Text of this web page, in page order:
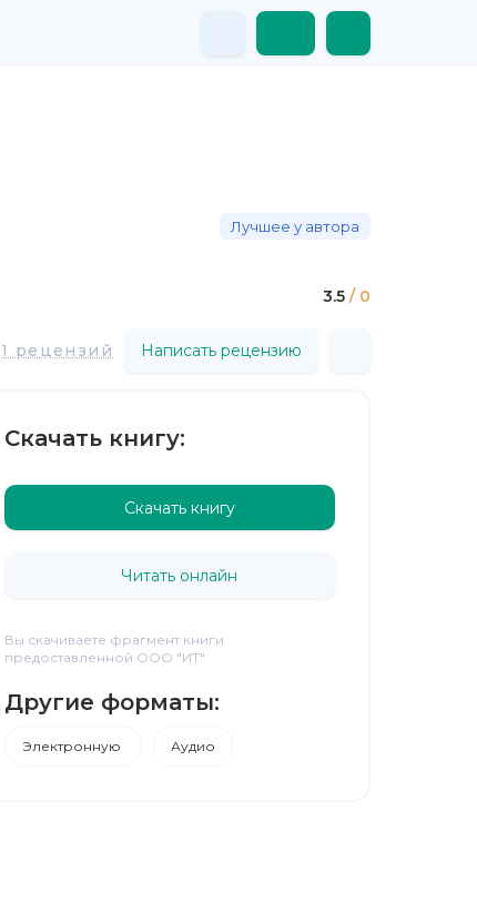
Лучшее у автора
3.5 / 0
1 рецензий Написать рецензию
Скачать книгу:
Скачать книгу
Читать онлайн
Вы скачиваете фрагмент книги
предоставленной ООО "ИТ"
Другие форматы:
Электронную Аудио